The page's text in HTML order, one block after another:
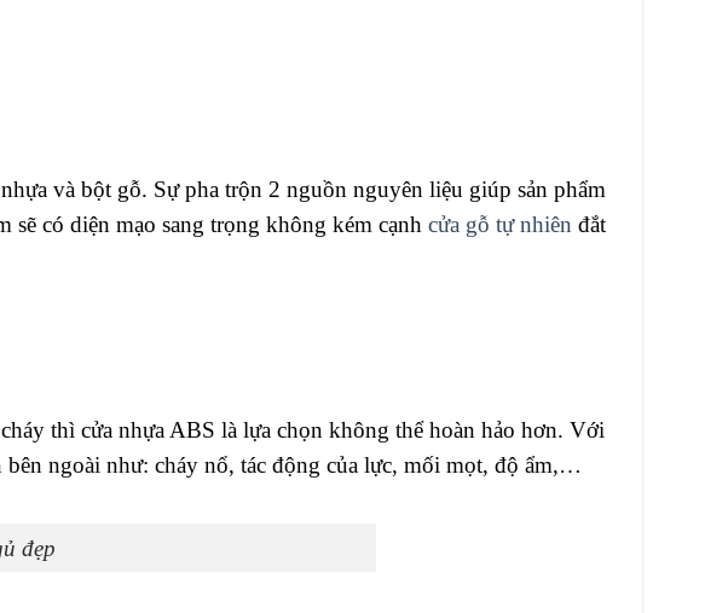
và bột gỗ. Sự pha trộn 2 nguồn nguyên liệu giúp sản phẩm
sẽ có diện mạo sang trọng không kém cạnh cửa gỗ tự nhiên đắt
thì cửa nhựa ABS là lựa chọn không thể hoàn hảo hơn. Với
bên ngoài như: cháy nổ, tác động của lực, mối mọt, độ ẩm,…
đẹp